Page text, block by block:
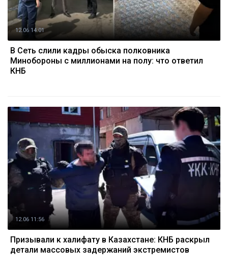
12.06 14:01
В Сеть слили кадры обыска полковника
Минобороны с миллионами на полу: что ответил
КНБ
12.06 11:56
Призывали к халифату в Казахстане: КНБ раскрыл
детали массовых задержаний экстремистов